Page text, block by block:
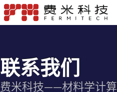
联系我们
费米科技——材料学计